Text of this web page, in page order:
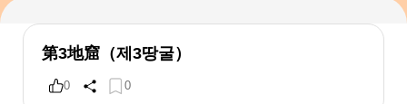
第3地窟（제3땅굴）
0 0